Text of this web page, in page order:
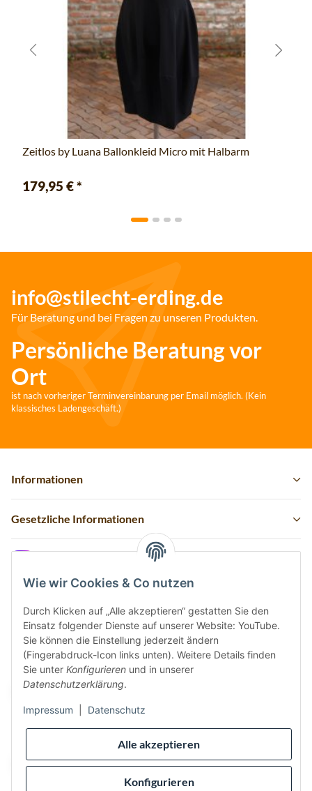
Alle akzeptieren
Konfigurieren
Wie wir Cookies & Co nutzen
Durch Klicken auf „Alle akzeptieren“ gestatten Sie den
Einsatz folgender Dienste auf unserer Website: YouTube.
Sie können die Einstellung jederzeit ändern
(Fingerabdruck-Icon links unten). Weitere Details finden
Sie unter Konfigurieren und in unserer
Datenschutzerklärung.
Impressum Datenschutz
Zeitlos by Luana Ballonkleid Micro mit Halbarm
179,95 €*
info@stilecht-erding.de
Für Beratung und bei Fragen zu unseren Produkten.
Persönliche Beratung vor
Ort
ist nach vorheriger Terminvereinbarung per Email möglich. (Kein
klassisches Ladengeschäft.)
Informationen
Gesetzliche Informationen
Vertrag widerrufen
Sicher bezahlen via:
Wir versenden via: